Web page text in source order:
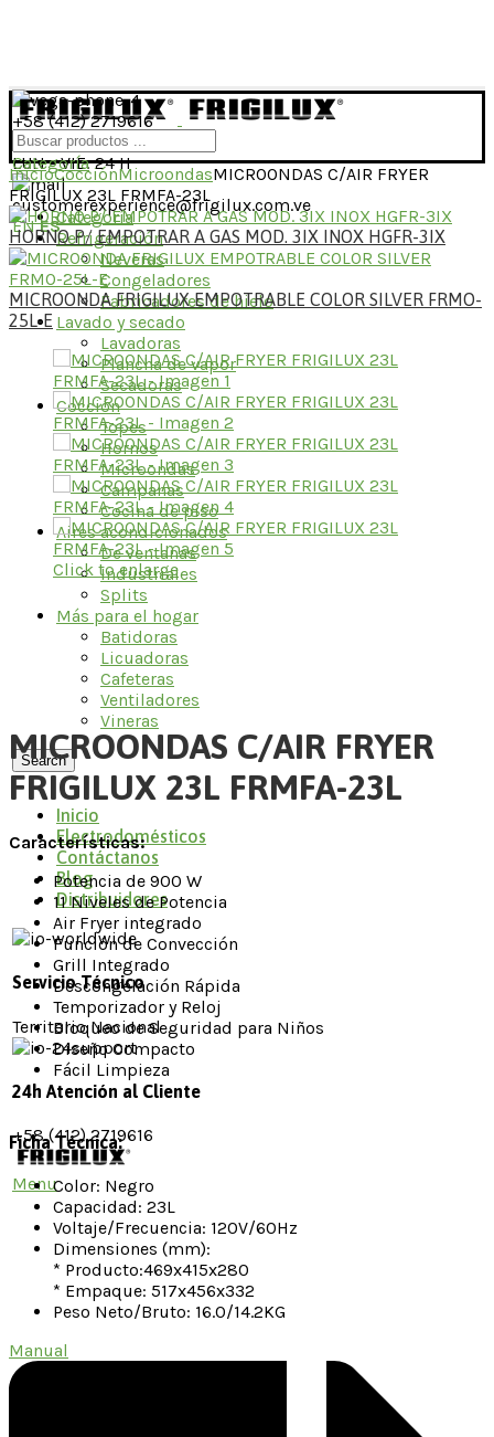
+58 (412) 2719616
LUN - VIE: 24 H
customerexperience@frigilux.com.ve
EN ES
Categoría
Categoría
Refrigeración
Neveras
Congeladores
Fabricadores de hielo
Lavado y secado
Lavadoras
Plancha de vapor
Secadoras
Cocción
Topes
Hornos
Microondas
Campanas
Cocina de piso
Aires acondicionados
De ventanas
Industriales
Splits
Más para el hogar
Batidoras
Licuadoras
Cafeteras
Ventiladores
Vineras
Search
Inicio
Electrodomésticos
Contáctanos
Blog
Distribuidores
Servicio Técnico
Territorio Nacional
24h Atención al Cliente
+58 (412) 2719616
Menu
InicioCocciónMicroondasMICROONDAS C/AIR FRYER
FRIGILUX 23L FRMFA-23L
HORNO P/ EMPOTRAR A GAS MOD. 3IX INOX HGFR-3IX
MICROONDA FRIGILUX EMPOTRABLE COLOR SILVER FRMO-
25L-E
Click to enlarge
MICROONDAS C/AIR FRYER
FRIGILUX 23L FRMFA-23L
Características:
Potencia de 900 W
11 Niveles de Potencia
Air Fryer integrado
Función de Convección
Grill Integrado
Descongelación Rápida
Temporizador y Reloj
Bloqueo de Seguridad para Niños
Diseño Compacto
Fácil Limpieza
Ficha Técnica:
Color: Negro
Capacidad: 23L
Voltaje/Frecuencia: 120V/60Hz
Dimensiones (mm):
* Producto:469x415x280
* Empaque: 517x456x332
Peso Neto/Bruto: 16.0/14.2KG
Manual